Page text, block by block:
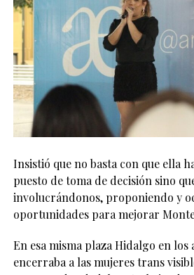
Insistió que no basta con que ella
puesto de toma de decisión sino
involucrándonos, proponiendo y
oportunidades para mejorar
En esa misma plaza Hidalgo en los
encerraba a las mujeres trans